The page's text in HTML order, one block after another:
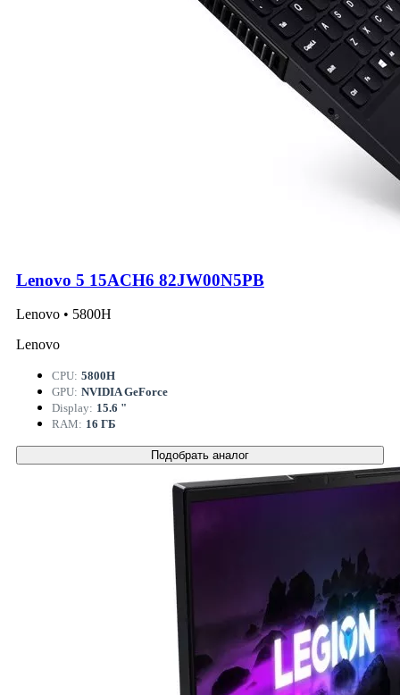
Lenovo 5 15ACH6 82JW00N5PB
Lenovo • 5800H
Lenovo
CPU: 5800H
GPU: NVIDIA GeForce
Display: 15.6 "
RAM: 16 ГБ
Подобрать аналог